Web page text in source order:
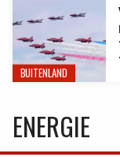
BUITENLAND
ENERGIE